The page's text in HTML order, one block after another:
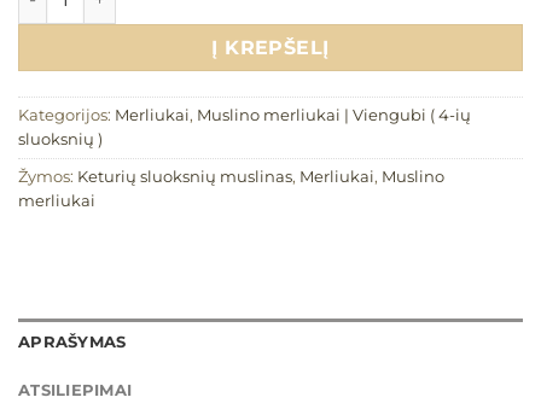
Į KREPŠELĮ
Kategorijos: Merliukai, Muslino merliukai | Viengubi ( 4-ių
sluoksnių )
Žymos: Keturių sluoksnių muslinas, Merliukai, Muslino
merliukai
APRAŠYMAS
ATSILIEPIMAI